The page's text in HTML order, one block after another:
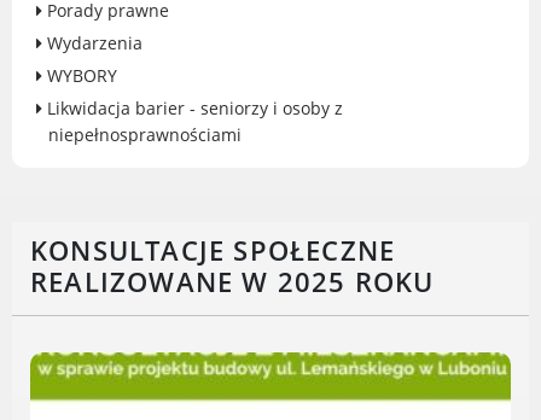
Komisariat Policji w Luboniu
LOSiR
Serwisy mapowe
Informator Miasta Luboń
RADA MIASTA LUBOŃ
Portal Mieszkańca. Aktualne informacje
KONSULTACJE SPOŁECZNE
REALIZOWANE W 2025 ROKU
Porady prawne
Wydarzenia
WYBORY
Likwidacja barier - seniorzy i osoby z
niepełnosprawnościami